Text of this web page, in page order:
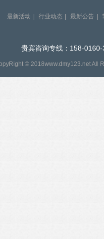
最新活动 行业动态 最新公告
贵宾咨询专线：158-
© 2018www.dmy123.net